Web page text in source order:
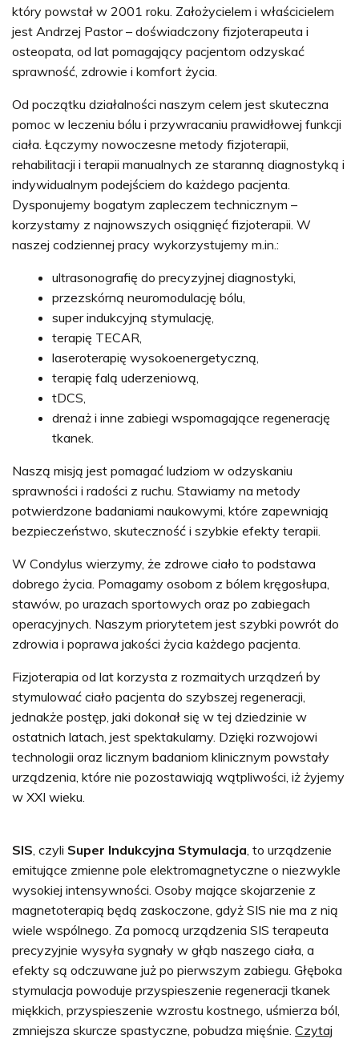
który powstał w 2001 roku. Założycielem i właścicielem
jest Andrzej Pastor – doświadczony fizjoterapeuta i
osteopata, od lat pomagający pacjentom odzyskać
sprawność, zdrowie i komfort życia.
Od początku działalności naszym celem jest skuteczna
pomoc w leczeniu bólu i przywracaniu prawidłowej funkcji
ciała. Łączymy nowoczesne metody fizjoterapii,
rehabilitacji i terapii manualnych ze staranną diagnostyką i
indywidualnym podejściem do każdego pacjenta.
Dysponujemy bogatym zapleczem technicznym –
korzystamy z najnowszych osiągnięć fizjoterapii. W
naszej codziennej pracy wykorzystujemy m.in.:
ultrasonografię do precyzyjnej diagnostyki,
przezskórną neuromodulację bólu,
super indukcyjną stymulację,
terapię TECAR,
laseroterapię wysokoenergetyczną,
terapię falą uderzeniową,
tDCS,
drenaż i inne zabiegi wspomagające regenerację
tkanek.
Naszą misją jest pomagać ludziom w odzyskaniu
sprawności i radości z ruchu. Stawiamy na metody
potwierdzone badaniami naukowymi, które zapewniają
bezpieczeństwo, skuteczność i szybkie efekty terapii.
W Condylus wierzymy, że zdrowe ciało to podstawa
dobrego życia. Pomagamy osobom z bólem kręgosłupa,
stawów, po urazach sportowych oraz po zabiegach
operacyjnych. Naszym priorytetem jest szybki powrót do
zdrowia i poprawa jakości życia każdego pacjenta.
Fizjoterapia od lat korzysta z rozmaitych urządzeń by
stymulować ciało pacjenta do szybszej regeneracji,
jednakże postęp, jaki dokonał się w tej dziedzinie w
ostatnich latach, jest spektakularny. Dzięki rozwojowi
technologii oraz licznym badaniom klinicznym powstały
urządzenia, które nie pozostawiają wątpliwości, iż żyjemy
w XXI wieku.
SIS , czyli Super Indukcyjna Stymulacja , to urządzenie
emitujące zmienne pole elektromagnetyczne o niezwykle
wysokiej intensywności. Osoby mające skojarzenie z
magnetoterapią będą zaskoczone, gdyż SIS nie ma z nią
wiele wspólnego. Za pomocą urządzenia SIS terapeuta
precyzyjnie wysyła sygnały w głąb naszego ciała, a
efekty są odczuwane już po pierwszym zabiegu. Głęboka
stymulacja powoduje przyspieszenie regeneracji tkanek
miękkich, przyspieszenie wzrostu kostnego, uśmierza ból,
zmniejsza skurcze spastyczne, pobudza mięśnie. Czytaj